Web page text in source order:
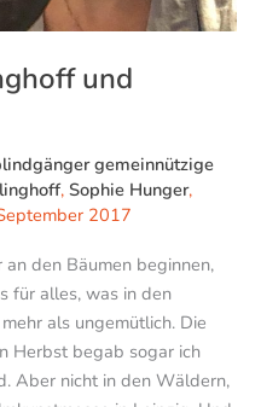
und
gemeinnützige
, Sophie Hunger,
2017
den Bäumen beginnen,
für alles, was in den
als ungemütlich. Die
Herbst begab sogar ich
Aber nicht in den Wäldern,